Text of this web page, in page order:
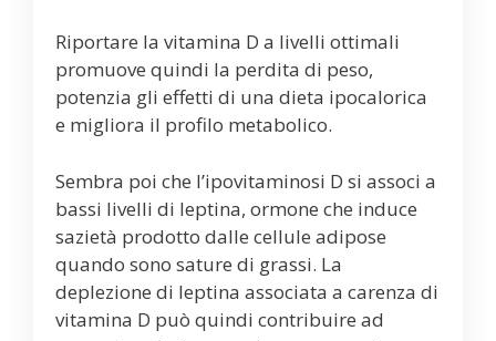
Riportare la vitamina D a livelli ottimali
promuove quindi la perdita di peso,
potenzia gli effetti di una dieta ipocalorica
e migliora il profilo metabolico.
Sembra poi che l’ipovitaminosi D si associ a
bassi livelli di leptina, ormone che induce
sazietà prodotto dalle cellule adipose
quando sono sature di grassi. La
deplezione di leptina associata a carenza di
vitamina D può quindi contribuire ad